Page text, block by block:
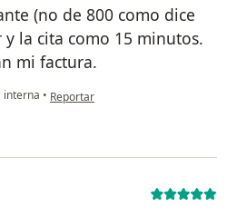
(no de 800 como dice
la cita como 15 minutos.
mi factura.
interna • en opinión del usuario Berenice
Reportar